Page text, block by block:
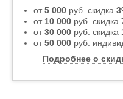
от5 000 руб. скидка
от 10 000 руб. скидка
от30 000 руб. скидка
от50 000 руб.
Подробнее о